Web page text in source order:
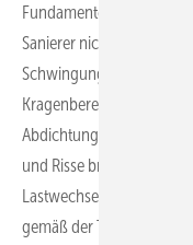
Fundamente rings um
Sanierer nicht selten
Schwingungen und
Kragenbereich erhält.
Abdichtungen in solchen
und Risse bremsen. Sie
Lastwechsel einer
gemäß der